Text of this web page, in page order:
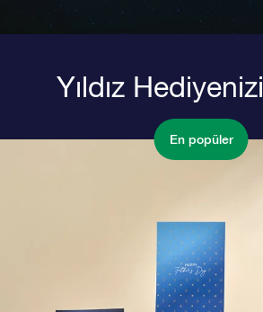
Yıldız
En popüler